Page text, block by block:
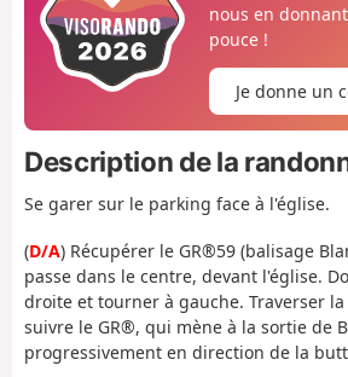
nous en
pouce !
Je donne un
Description de la
Se garer sur le parking face à l'église.
(D/A) Récupérer le GR®59 (balisage
passe dans le centre, devant l'église.
droite et tourner à gauche. Traverser la
suivre le GR®, qui mène à la sortie de
progressivement en direction de la